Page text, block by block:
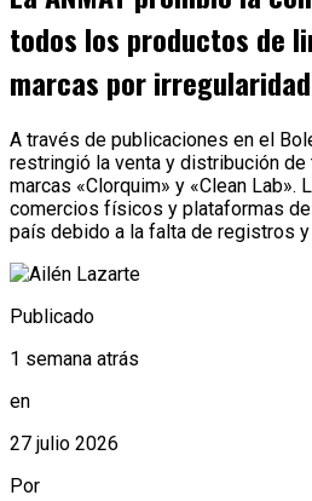
todos los productos de
marcas por
A través de publicaciones en el
restringió la venta y distribución
marcas «Clorquim» y «Clean Lab».
comercios físicos y plataformas
país debido a la falta de registros
Publicado
1 semana atrás
en
27 julio 2026
Por